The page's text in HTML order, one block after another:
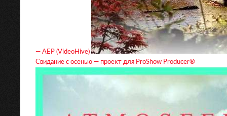
— AEP (VideoHive)
Свидание с осенью — проект для ProShow Producer®